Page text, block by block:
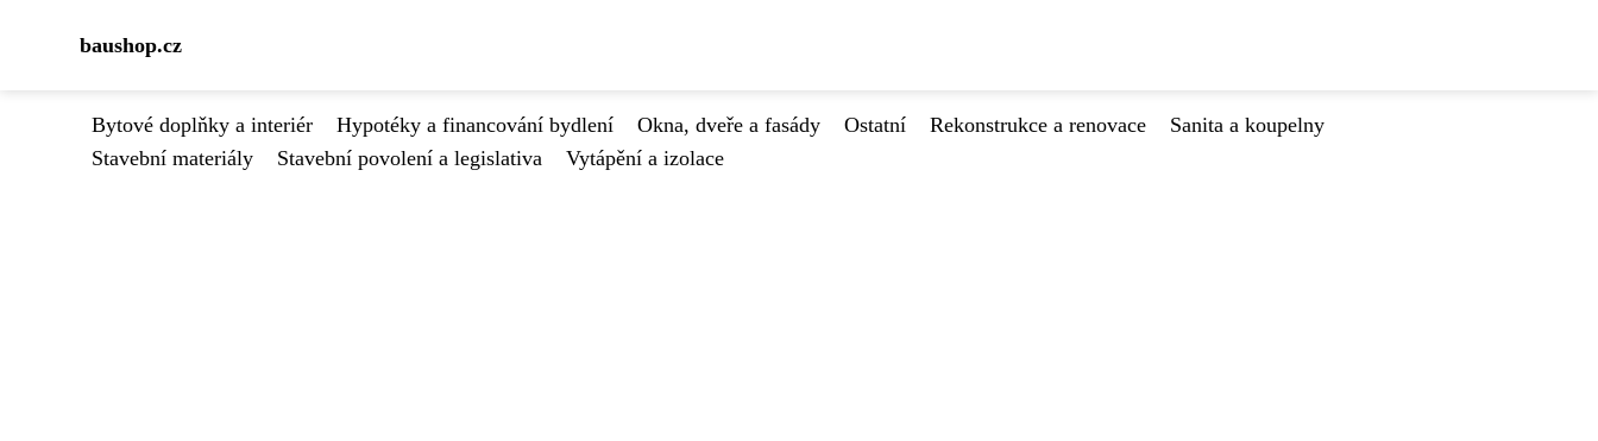
baushop.cz
Bytové doplňky a interiér Hypotéky a financování bydlení Okna, dveře a fasády Ostatní Rekonstrukce a renovace
Sanita a koupelny
Stavební materiály
Stavební povolení a legislativa Vytápění a izolace